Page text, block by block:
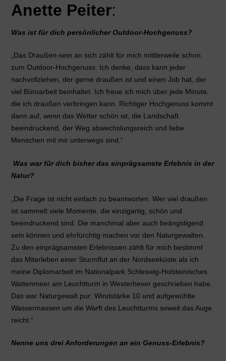
Anette Peiter:
Was ist für dich persönlicher Outdoor-Hochgenuss?
„Das Draußen-sein an sich zählt für mich mittlerweile schon
zum Outdoor-Hochgenuss. Ich denke, dass kann jeder
nachvollziehen, der gerne draußen ist und einen Job hat, der
viel Büroarbeit beinhaltet. Ich freue ich mich über jede Minute,
die ich draußen verbringen kann. Richtiger Hochgenuss kommt
dann auf, wenn das Wetter schön ist, die Landschaft
beeindruckend, der Weg abwechslungsreich und liebe
Menschen mit mir unterwegs sind.“
Was war für dich bisher das einprägsamste Erlebnis in der
Natur?
„Die Frage ist nicht einfach zu beantworten. Wer viel draußen
ist sammelt viele Momente, die einzigartig, schön und
beeindruckend sind. Die manchmal aber auch beängstigend
sein können und ehrfürchtig machen vor den Naturgewalten.
Zu den einprägsamsten Erlebnissen zählt für mich bestimmt
das Miterleben einer Sturmflut an der Nordseeküste als ich
meine Diplomarbeit im Nationalpark Schleswig-Holsteinisches
Wattenmeer am Leuchtturm in Westerhever geschrieben habe.
Das war Naturgewalt pur: Windstärke 10 und aufgewühlte
Wassermassen um die Warft des Leuchtturms soweit das Auge
reicht.“
Nenne uns drei Anforderungen an ein Genuss-Erlebnis?